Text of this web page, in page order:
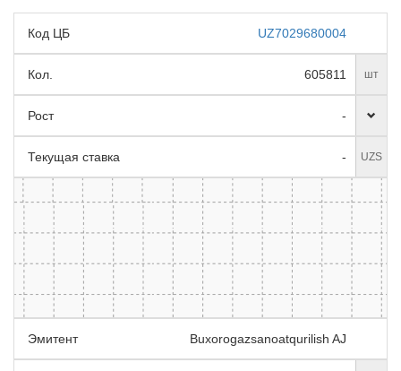
Код ЦБ UZ7029680004
Кол. 605811 шт
Рост -
Текущая ставка - UZS
Эмитент Buxorogazsanoatqurilish AJ